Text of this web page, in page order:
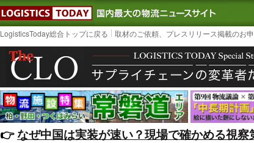
LOGISTICS TODAY｜国内最大の物
LogisticsToday総合トップに戻る 取材のご依頼、プレスリリース掲載のお
👉️なぜ中国は実装が速い？現場で確かめる視察